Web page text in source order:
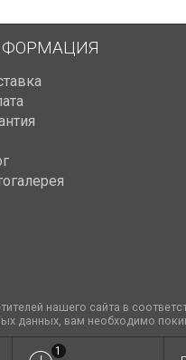
нашего сайта в
данных, вам необходимо
1